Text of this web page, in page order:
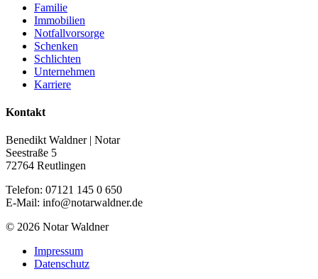
Familie
Immobilien
Notfallvorsorge
Schenken
Schlichten
Unternehmen
Karriere
Kontakt
Benedikt Waldner | Notar
Seestraße 5
72764 Reutlingen
Telefon: 07121 145 0 650
E-Mail: info@notarwaldner.de
© 2026 Notar Waldner
Impressum
Datenschutz